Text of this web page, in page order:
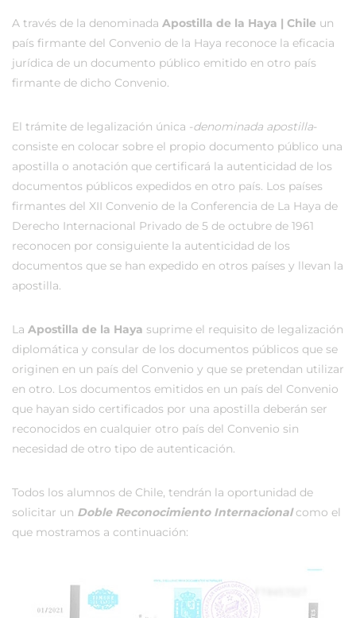
A través de la denominada Apostilla de la Haya | Chile un
país firmante del Convenio de la Haya reconoce la eficacia
jurídica de un documento público emitido en otro país
firmante de dicho Convenio.
El trámite de legalización única -denominada apostilla-
consiste en colocar sobre el propio documento público una
apostilla o anotación que certificará la autenticidad de los
documentos públicos expedidos en otro país. Los países
firmantes del XII Convenio de la Conferencia de La Haya de
Derecho Internacional Privado de 5 de octubre de 1961
reconocen por consiguiente la autenticidad de los
documentos que se han expedido en otros países y llevan la
apostilla.
La Apostilla de la Haya suprime el requisito de legalización
diplomática y consular de los documentos públicos que se
originen en un país del Convenio y que se pretendan utilizar
en otro. Los documentos emitidos en un país del Convenio
que hayan sido certificados por una apostilla deberán ser
reconocidos en cualquier otro país del Convenio sin
necesidad de otro tipo de autenticación.
Todos los alumnos de Chile, tendrán la oportunidad de
solicitar un Doble Reconocimiento Internacionalcomo el
que mostramos a continuación: